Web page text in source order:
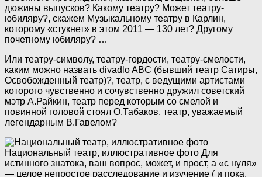
дюжины выпусков? Какому театру? Может театру-
юбиляру?, скажем Музыкальному театру в Карлин,
которому «стукнет» в этом 2011 — 130 лет? Другому
почетному юбиляру? …
Или театру-символу, театру-гордости, театру-смелости,
каким можно назвать divadlo ABC (бывший театр Сатиры,
Освобожденный театр)?, театр, с ведущими артистами
которого чувственно и сочувственно дружил советский
мэтр А.Райкин, театр перед которым со смелой и
повинной головой стоял О.Табаков, театр, уважаемый
легендарным В.Гавелом?
Национальный театр, иллюстративное фото Для
истинного знатока, ваш вопрос, может, и прост, а «с нуля»
— целое непростое расследование и изучение ( и пока,